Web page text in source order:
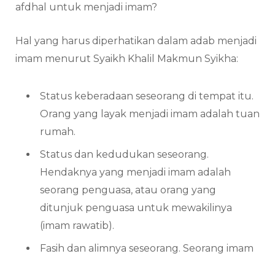
afdhal untuk menjadi imam?
Hal yang harus diperhatikan dalam adab menjadi
imam menurut Syaikh Khalil Makmun Syikha:
Status keberadaan seseorang di tempat itu.
Orang yang layak menjadi imam adalah tuan
rumah.
Status dan kedudukan seseorang.
Hendaknya yang menjadi imam adalah
seorang penguasa, atau orang yang
ditunjuk penguasa untuk mewakilinya
(imam rawatib).
Fasih dan alimnya seseorang. Seorang imam